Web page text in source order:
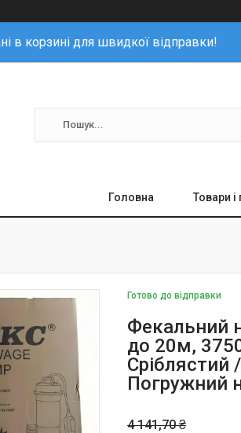
в корзині для швидкої відправки!
Головна Товари і
Готово до відправки
Фекальний
до 20м,
Погружний
4 141,70 ₴